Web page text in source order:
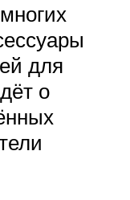
для
о